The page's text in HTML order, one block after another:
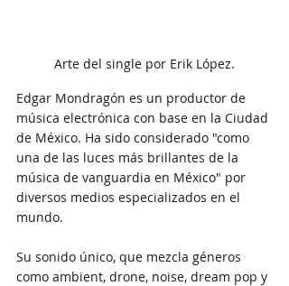
Arte del single por Erik López.
Edgar Mondragón es un productor de
música electrónica con base en la Ciudad
de México. Ha sido considerado "como
una de las luces más brillantes de la
música de vanguardia en México" por
diversos medios especializados en el
mundo.
Su sonido único, que mezcla géneros
como ambient, drone, noise, dream pop y